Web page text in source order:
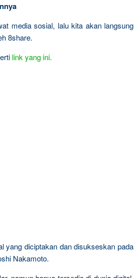
media sosial, lalu kita akan langsung
8share.
link yang ini.
yang diciptakan dan disukseskan pada
Nakamoto.